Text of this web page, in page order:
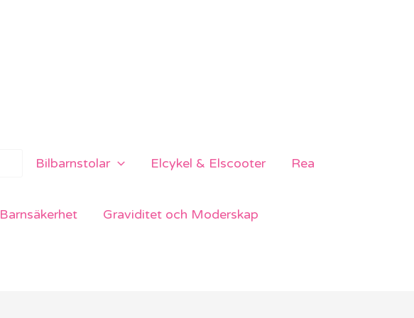
Bilbarnstolar Elcykel & Elscooter Rea
Barnsäkerhet Graviditet och Moderskap